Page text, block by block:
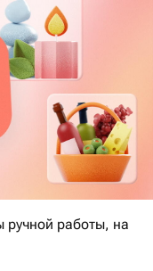
ручной работы, на